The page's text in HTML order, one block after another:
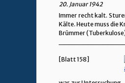
20. Januar 1942
Immer recht kalt.
Kälte. Heute muss die
Brümmer
[Blatt 158]